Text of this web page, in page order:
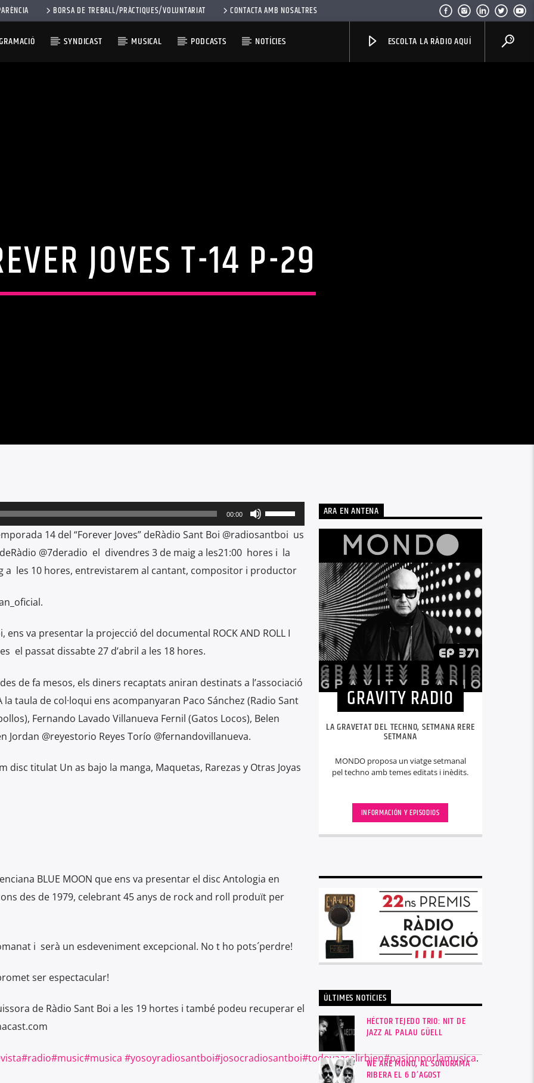
BORSA DE TREBALL/PRÀCTIQUES/VOLUNTARIAT CONTACTA AMB NOSALTRES
SYNDICAST MUSICAL PODCASTS NOTÍCIES ESCOLTA LA RÀDIO AQUÍ
JOVES T-14 P-29
00:00
Utiliza
las
aumentar
el
volumen.
14 del “Forever Joves” deRàdio Sant Boi @radiosantboi us
@7deradio el divendres 3 de maig a les21:00 hores i la
a les 10 hores, entrevistarem al cantant, compositor i productor
ens va presentar la projecció del documental ROCK AND ROLL I
el passat dissabte 27 d’abril a les 18 hores.
de fa mesos, els diners recaptats aniran destinats a l’associació
taula de col·loqui ens acompanyaran Paco Sánchez (Radio Sant
Fernando Lavado Villanueva Fernil (Gatos Locos), Belen
Jordan @reyestorio Reyes Torío @fernandovillanueva.
disc titulat Un as bajo la manga, Maquetas, Rarezas y Otras Joyas
BLUE MOON que ens va presentar el disc Antologia en
des de 1979, celebrant 45 anys de rock and roll produït per
i serà un esdeveniment excepcional. No t ho pots´perdre!
ser espectacular!
de Ràdio Sant Boi a les 19 hortes i també podeu recuperar el
#radio#music#musica #yosoyradiosantboi#josocradiosantboi#todovaasalirbien#pasionporlamusica.
ARA EN ANTENA
GRAVITY RADIO
LA GRAVETAT DEL TECHNO, SETMANA RERE
SETMANA
MONDO proposa un viatge setmanal
pel techno amb temes editats i inèdits.
INFORMACIÓN Y EPISODIOS
ÚLTIMES NOTÍCIES
HÉCTOR TEJEDO TRIO: NIT DE
JAZZ AL PALAU GÜELL
WE ARE MONO, AL SONORAMA
RIBERA EL 6 D’AGOST